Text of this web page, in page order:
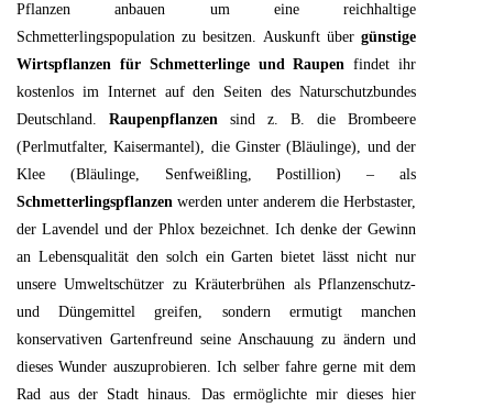
Pflanzen anbauen um eine reichhaltige
Schmetterlingspopulation zu besitzen. Auskunft über günstige
Wirtspflanzen für Schmetterlinge und Raupen findet ihr
kostenlos im Internet auf den Seiten des Naturschutzbundes
Deutschland. Raupenpflanzen sind z. B. die Brombeere
(Perlmutfalter, Kaisermantel), die Ginster (Bläulinge), und der
Klee (Bläulinge, Senfweißling, Postillion) – als
Schmetterlingspflanzen werden unter anderem die Herbstaster,
der Lavendel und der Phlox bezeichnet. Ich denke der Gewinn
an Lebensqualität den solch ein Garten bietet lässt nicht nur
unsere Umweltschützer zu Kräuterbrühen als Pflanzenschutz-
und Düngemittel greifen, sondern ermutigt manchen
konservativen Gartenfreund seine Anschauung zu ändern und
dieses Wunder auszuprobieren. Ich selber fahre gerne mit dem
Rad aus der Stadt hinaus. Das ermöglichte mir dieses hier